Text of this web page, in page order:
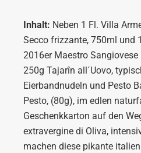
Inhalt: Neben 1 Fl. Villa
Secco frizzante, 750ml und
2016er Maestro Sangiovese
250g Tajarîn all´Uovo,
Eierbandnudeln und Pesto
Pesto, (80g), im edlen
Geschenkkarton auf den
extravergine di Oliva,
machen diese pikante